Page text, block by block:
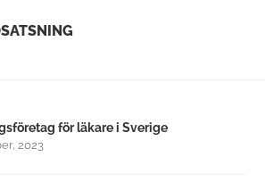
för läkare i Sverige
2023